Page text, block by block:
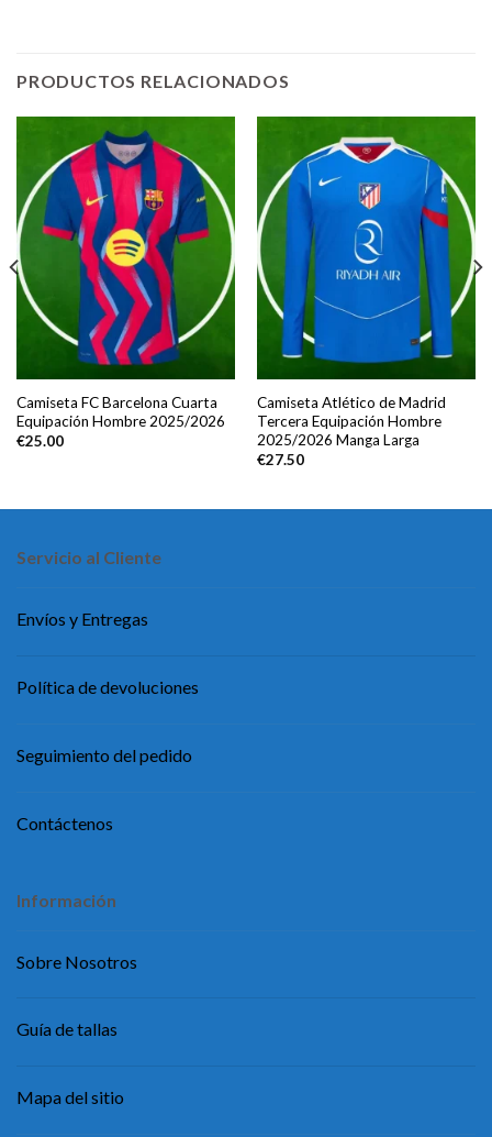
PRODUCTOS RELACIONADOS
Camiseta FC Barcelona Cuarta
Equipación Hombre 2025/2026
€25.00
Camiseta Atlético de Madrid
Tercera Equipación Hombre
2025/2026 Manga Larga
€27.50
Servicio al Cliente
Envíos y Entregas
Política de devoluciones
Seguimiento del pedido
Contáctenos
Información
Sobre Nosotros
Guía de tallas
Mapa del sitio